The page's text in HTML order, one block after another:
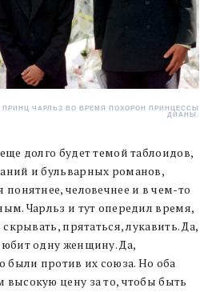
ЧАРЛЬЗ ВО ВРЕМЯ ПОХОРОН ПРИНЦЕССЫ
ДИАНЫ.
долго будет темой таблоидов,
и бульварных романов,
понятнее, человечнее и в чем-то
Чарльз и тут опередил время,
скрывать, прятаться, лукавить. Да,
одну женщину. Да,
были против их союза. Но оба
цену за то, чтобы быть